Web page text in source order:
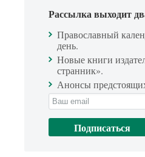
Рассылка выходит
Православный
день.
Новые книги
странник».
Анонсы